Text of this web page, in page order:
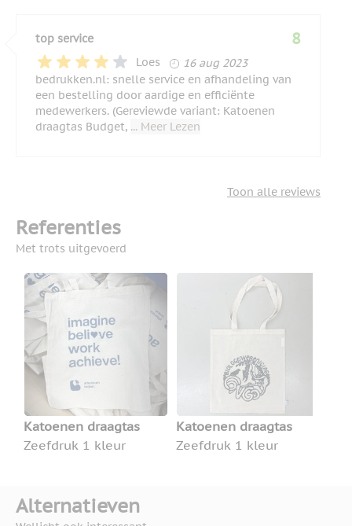
top service
Loes
16 augustus 2023
16 aug 2023
8
bedrukken.nl: snelle service en afhandeling van
een bestelling door aardige en efficiënte
medewerkers. (Gereviewde variant: Katoenen
draagtas Budget, ... Meer Lezen
Toon alle reviews
Referenties
Met trots uitgevoerd
Katoenen draagtas
Zeefdruk 1 kleur
Katoenen draagtas
Zeefdruk 1 kleur
Alternatieven